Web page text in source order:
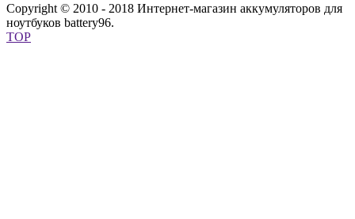
Copyright © 2010 - 2018 Интернет-магазин аккумуляторов для
ноутбуков battery96.
TOP